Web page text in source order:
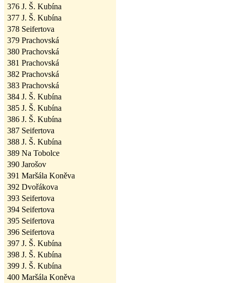
376 J. Š. Kubína
377 J. Š. Kubína
378 Seifertova
379 Prachovská
380 Prachovská
381 Prachovská
382 Prachovská
383 Prachovská
384 J. Š. Kubína
385 J. Š. Kubína
386 J. Š. Kubína
387 Seifertova
388 J. Š. Kubína
389 Na Tobolce
390 Jarošov
391 Maršála Koněva
392 Dvořákova
393 Seifertova
394 Seifertova
395 Seifertova
396 Seifertova
397 J. Š. Kubína
398 J. Š. Kubína
399 J. Š. Kubína
400 Maršála Koněva